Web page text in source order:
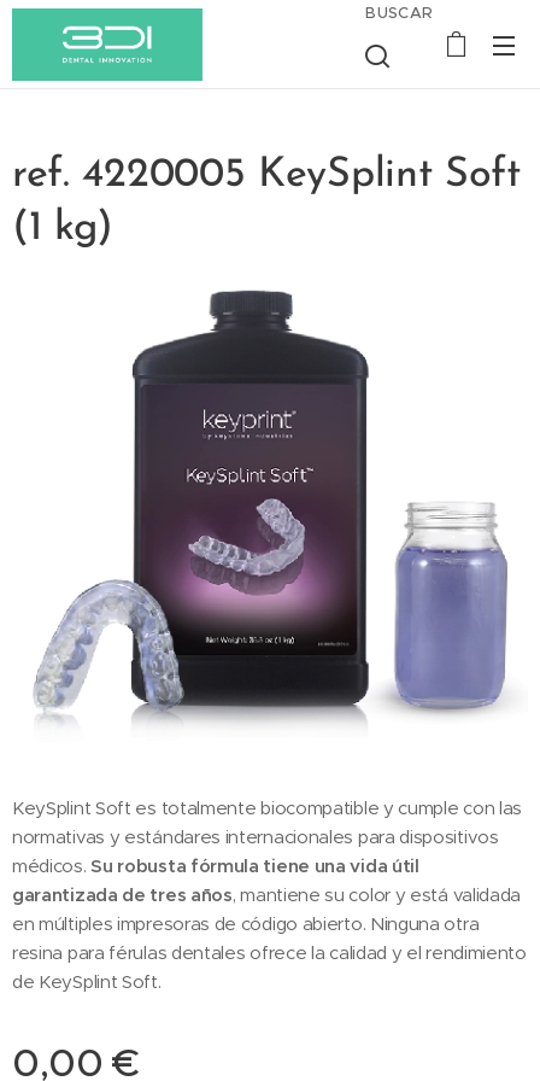
BUSCAR
ref. 4220005 KeySplint Soft
(1 kg)
KeySplint Soft es totalmente biocompatible y cumple con las
normativas y estándares internacionales para dispositivos
médicos.Su robusta fórmula tiene una vida útil
garantizada de tres años, mantiene su color y está validada
en múltiples impresoras de código abierto. Ninguna otra
resina para férulas dentales ofrece la calidad y el rendimiento
de KeySplint Soft.
0,00 €